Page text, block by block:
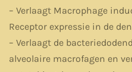
– Verlaagt Macrophage
Receptor expressie in de
– Verlaagt de
alveolaire macrofagen en